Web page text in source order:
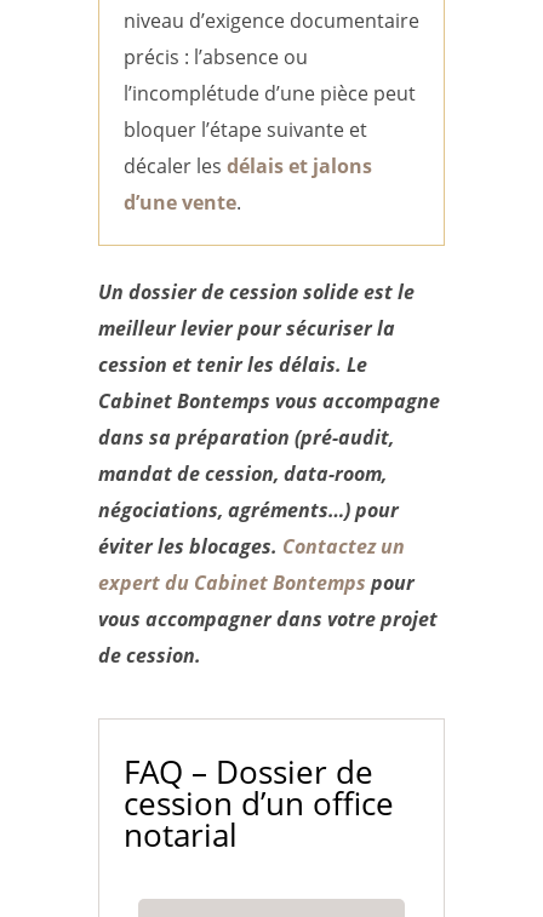
niveau d’exigence documentaire
précis : l’absence ou
l’incomplétude d’une pièce peut
bloquer l’étape suivante et
décaler les délais et jalons
d’une vente.
Un dossier de cession solide est le
meilleur levier pour sécuriser la
cession et tenir les délais. Le
Cabinet Bontemps vous accompagne
dans sa préparation (pré-audit,
mandat de cession, data-room,
négociations, agréments…) pour
éviter les blocages. Contactez un
expert du Cabinet Bontemps pour
vous accompagner dans votre projet
de cession.
FAQ – Dossier de
cession d’un office
notarial